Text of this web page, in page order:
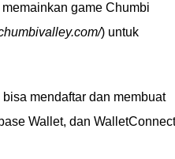
game Chumbi
) untuk
mendaftar dan membuat
Wallet, dan